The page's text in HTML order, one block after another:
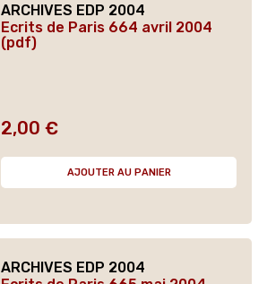
ARCHIVES EDP 2004
Ecrits de Paris 664 avril 2004
(pdf)
Prix
2,00 €
AJOUTER AU PANIER
ARCHIVES EDP 2004